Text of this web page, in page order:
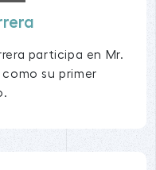
participa en Mr.
como su primer